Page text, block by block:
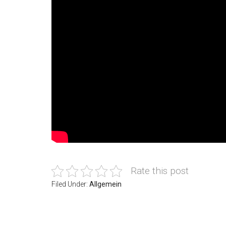
Rate this post
Filed Under: Allgemein